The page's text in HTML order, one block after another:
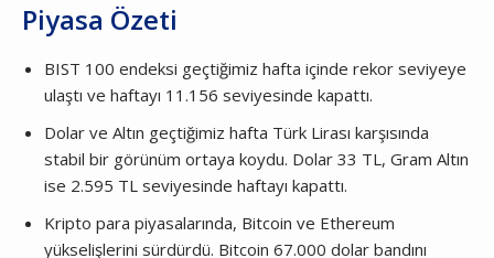
Piyasa Özeti
BIST 100 endeksi geçtiğimiz hafta içinde rekor seviyeye
ulaştı ve haftayı 11.156 seviyesinde kapattı.
Dolar ve Altın geçtiğimiz hafta Türk Lirası karşısında
stabil bir görünüm ortaya koydu. Dolar 33 TL, Gram Altın
ise 2.595 TL seviyesinde haftayı kapattı.
Kripto para piyasalarında, Bitcoin ve Ethereum
yükselişlerini sürdürdü. Bitcoin 67.000 dolar bandını